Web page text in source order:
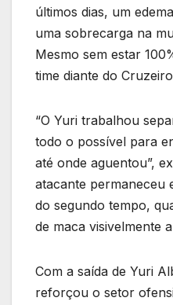
últimos dias, um
uma sobrecarga na
Mesmo sem estar
time diante do
“O Yuri trabalhou
todo o possível para
até onde aguentou”,
atacante permaneceu
do segundo tempo,
de maca visivelmente
Com a saída de Yuri
reforçou o setor